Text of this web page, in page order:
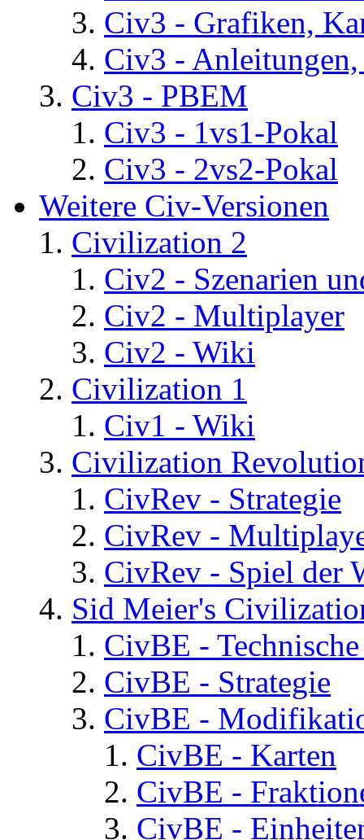
Civ3 - Grafiken,
Civ3 -
Civ3 - PBEM
Civ3 - 1vs1-Pokal
Civ3 - 2vs2-Pokal
Weitere Civ-Versionen
Civilization 2
Civ2 - Szenarien
Civ2 - Multiplayer
Civ2 - Wiki
Civilization 1
Civ1 - Wiki
Civilization
CivRev - Strategie
CivRev -
CivRev - Spiel der
Sid Meier's
CivBE -
CivBE - Strategie
CivBE -
CivBE - Karten
CivBE -
CivBE -